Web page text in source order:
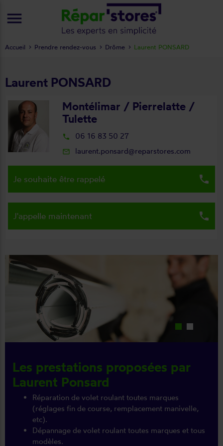
Accueil Prendre rendez-vous Drôme Laurent PONSARD
Laurent PONSARD
Montélimar / Pierrelatte /
Tulette
local_phone 06 16 83 50 27
mail_outline laurent.ponsard@reparstores.com
Je souhaite être rappelé local_phone
J'appelle maintenant local_phone
Les prestations proposées par
Laurent Ponsard
Réparation de volet roulant toutes marques
(réglages fin de course, remplacement manivelle,
etc).
Dépannage de volet roulant toutes marques et tous
modèles.
menu